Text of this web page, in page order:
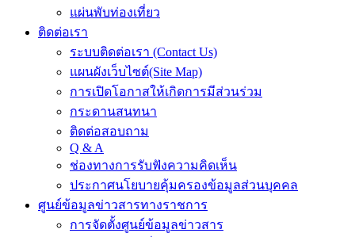
แผ่นพับท่องเที่ยว
ติดต่อเรา
ระบบติดต่อเรา (Contact Us)
แผนผังเว็บไซต์(Site Map)
การเปิดโอกาสให้เกิดการมีส่วนร่วม
กระดานสนทนา
ติดต่อสอบถาม
Q & A
ช่องทางการรับฟังความคิดเห็น
ประกาศนโยบายคุ้มครองข้อมูลส่วนบุคคล
ศูนย์ข้อมูลข่าวสารทางราชการ
การจัดตั้งศูนย์ข้อมูลข่าวสาร